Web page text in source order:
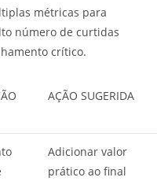
métricas para
número de curtidas
crítico.
AÇÃO SUGERIDA
Adicionar valor
prático ao final